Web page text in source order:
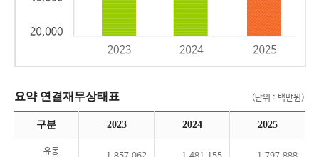
요약 연결재무상태표 (단위 : 백만원)
구분 2023 2024 2025
유동